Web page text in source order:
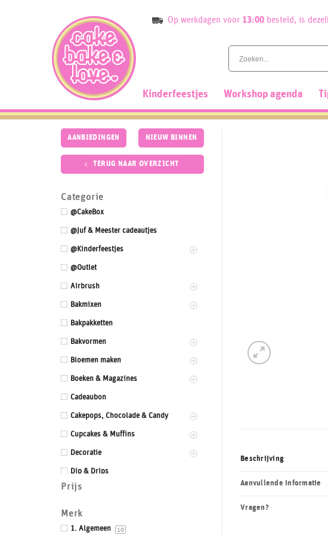
Op werkdagen voor 13:00besteld, is
Kinderfeestjes Workshop agenda
AANBIEDINGEN NIEUW BINNEN
TERUG NAAR OVERZICHT
Categorie
@CakeBox
@Juf & Meester cadeautjes
@Kinderfeestjes
@Outlet
Airbrush
Bakmixen
Bakpakketten
Bakvormen
Bloemen maken
Boeken & Magazines
Cadeaubon
Cakepops, Chocolade & Candy
Cupcakes & Muffins
Decoratie
Dip & Drips
Dozen & Dummies
Drums & Boards
Eetbaar kant
Prijs
Merk
1. Algemeen 10
Beschrijving
Aanvullende informatie
Vragen?